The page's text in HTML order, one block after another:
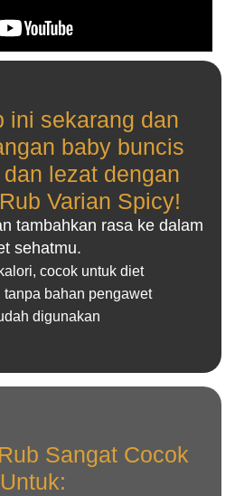
ini sekarang dan
baby buncis
lezat dengan
Varian Spicy!
tambahkan rasa ke dalam
sehatmu.
cocok untuk diet
tanpa bahan pengawet
digunakan
Sangat Cocok
Untuk: